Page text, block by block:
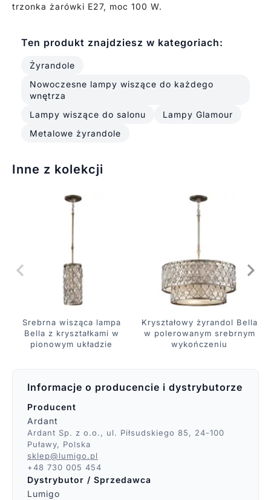
trzonka żarówki E27, moc 100 W.
Ten produkt znajdziesz w kategoriach:
Żyrandole
Nowoczesne lampy wiszące do każdego
wnętrza
Lampy wiszące do salonu
Lampy Glamour
Metalowe żyrandole
Inne z kolekcji
Srebrna wisząca lampa
Bella z kryształkami w
pionowym układzie
Kryształowy żyrandol Bella
w polerowanym srebrnym
wykończeniu
Informacje o producencie i dystrybutorze
Producent
Ardant
Ardant Sp. z o.o., ul. Piłsudskiego 85, 24-100
Puławy, Polska
sklep@lumigo.pl
+48 730 005 454
Dystrybutor / Sprzedawca
Lumigo